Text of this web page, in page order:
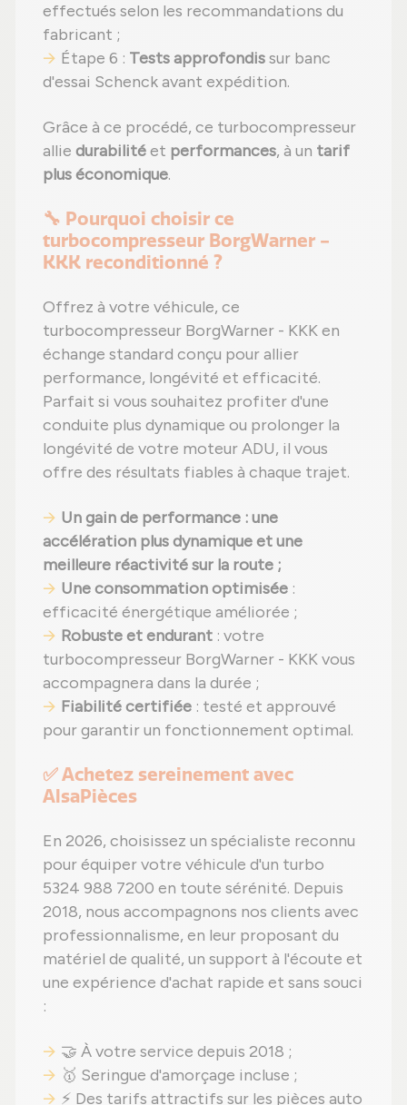
effectués selon les recommandations du
fabricant ;
Étape 6 : Tests approfondissur banc
d'essai Schenck avant expédition.
Grâce à ce procédé, ce turbocompresseur
allie durabilitéet performances, à un tarif
plus économique.
🔧 Pourquoi choisir ce
turbocompresseur BorgWarner -
KKK reconditionné ?
Offrez à votre véhicule, ce
turbocompresseur BorgWarner - KKK en
échange standard conçu pour allier
performance, longévité et efficacité.
Parfait si vous souhaitez profiter d'une
conduite plus dynamique ou prolonger la
longévité de votre moteur ADU, il vous
offre des résultats fiables à chaque trajet.
Un gain de performance : une
accélération plus dynamique et une
meilleure réactivité sur la route ;
Une consommation optimisée :
efficacité énergétique améliorée ;
Robuste et endurant : votre
turbocompresseur BorgWarner - KKK vous
accompagnera dans la durée ;
Fiabilité certifiée : testé et approuvé
pour garantir un fonctionnement optimal.
✅ Achetez sereinement avec
AlsaPièces
En 2026, choisissez un spécialiste reconnu
pour équiper votre véhicule d'un turbo
5324 988 7200 en toute sérénité. Depuis
2018, nous accompagnons nos clients avec
professionnalisme, en leur proposant du
matériel de qualité, un support à l'écoute et
une expérience d'achat rapide et sans souci
:
🤝 À votre service depuis 2018 ;
🥇 Seringue d'amorçage incluse ;
⚡ Des tarifs attractifs sur les pièces auto